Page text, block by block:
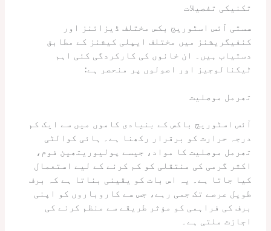
تکنیکی تفصیلات
سستی آئس اسٹوریج بکس مختلف ڈیزائنز اور
کنفیگریشنز میں مختلف ایپلی کیشنز کے مطابق
دستیاب ہیں۔ ان خانوں کی کارکردگی کئی اہم
ٹیکنالوجیز اور اصولوں پر منحصر ہے:
تھرمل موصلیت
آئس اسٹوریج باکس کے بنیادی کاموں میں سے ایک کم
درجہ حرارت کو برقرار رکھنا ہے۔ ہائی کوالٹی
تھرمل موصلیت کا مواد، جیسے پولیوریتھین فوم،
اکثر گرمی کی منتقلی کو کم کرنے کے لیے استعمال
کیا جاتا ہے۔ یہ اس بات کو یقینی بناتا ہے کہ برف
طویل عرصے تک جمی رہے، جس سے کاروباروں کو اپنی
برف کی فراہمی کو مؤثر طریقے سے منظم کرنے کی
اجازت ملتی ہے۔